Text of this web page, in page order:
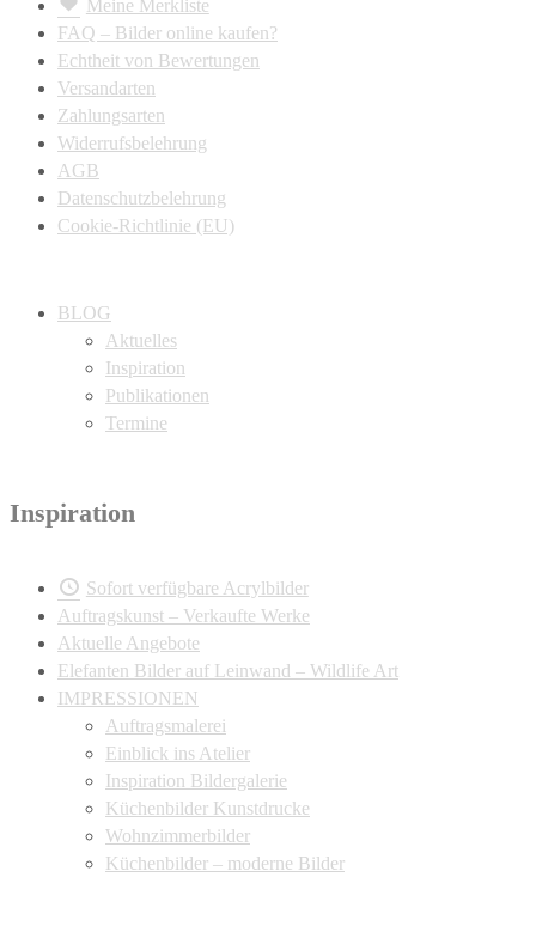
Meine Merkliste
FAQ – Bilder online kaufen?
Echtheit von Bewertungen
Versandarten
Zahlungsarten
Widerrufsbelehrung
AGB
Datenschutzbelehrung
Cookie-Richtlinie (EU)
BLOG
Aktuelles
Inspiration
Publikationen
Termine
Inspiration
Sofort verfügbare Acrylbilder
Auftragskunst – Verkaufte Werke
Aktuelle Angebote
Elefanten Bilder auf Leinwand – Wildlife Art
IMPRESSIONEN
Auftragsmalerei
Einblick ins Atelier
Inspiration Bildergalerie
Küchenbilder Kunstdrucke
Wohnzimmerbilder
Küchenbilder – moderne Bilder